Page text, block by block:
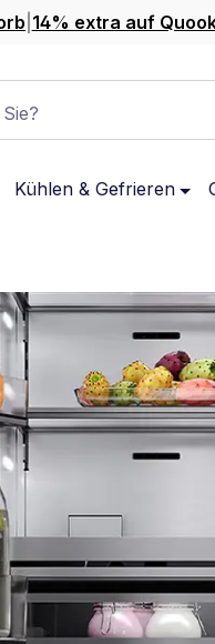
14% extra auf
Kühlen & Gefrieren